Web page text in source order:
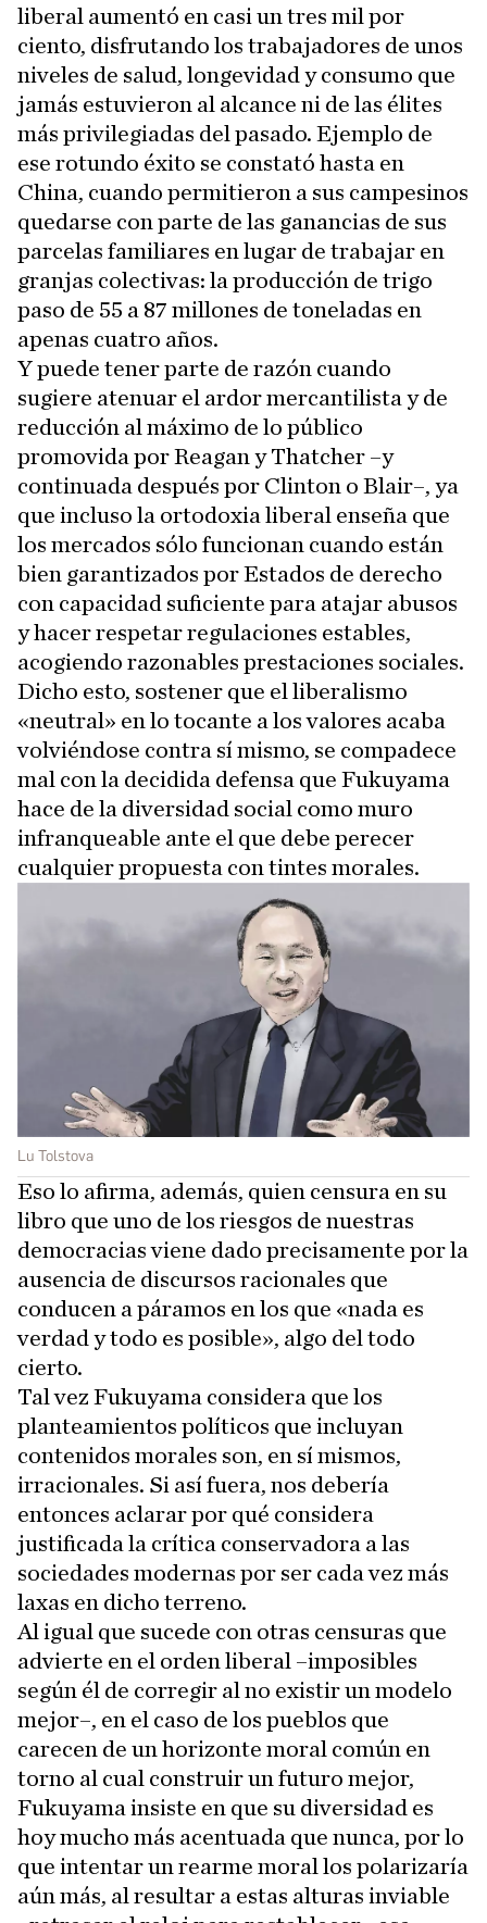
liberal aumentó en casi un tres mil por
ciento, disfrutando los trabajadores de unos
niveles de salud, longevidad y consumo que
jamás estuvieron al alcance ni de las élites
más privilegiadas del pasado. Ejemplo de
ese rotundo éxito se constató hasta en
China, cuando permitieron a sus campesinos
quedarse con parte de las ganancias de sus
parcelas familiares en lugar de trabajar en
granjas colectivas: la producción de trigo
paso de 55 a 87 millones de toneladas en
apenas cuatro años.
Y puede tener parte de razón cuando
sugiere atenuar el ardor mercantilista y de
reducción al máximo de lo público
promovida por Reagan y Thatcher –y
continuada después por Clinton o Blair–, ya
que incluso la ortodoxia liberal enseña que
los mercados sólo funcionan cuando están
bien garantizados por Estados de derecho
con capacidad suficiente para atajar abusos
y hacer respetar regulaciones estables,
acogiendo razonables prestaciones sociales.
Dicho esto, sostener que el liberalismo
«neutral» en lo tocante a los valores acaba
volviéndose contra sí mismo, se compadece
mal con la decidida defensa que Fukuyama
hace de la diversidad social como muro
infranqueable ante el que debe perecer
cualquier propuesta con tintes morales.
Lu Tolstova
Eso lo afirma, además, quien censura en su
libro que uno de los riesgos de nuestras
democracias viene dado precisamente por la
ausencia de discursos racionales que
conducen a páramos en los que «nada es
verdad y todo es posible», algo del todo
cierto.
Tal vez Fukuyama considera que los
planteamientos políticos que incluyan
contenidos morales son, en sí mismos,
irracionales. Si así fuera, nos debería
entonces aclarar por qué considera
justificada la crítica conservadora a las
sociedades modernas por ser cada vez más
laxas en dicho terreno.
Al igual que sucede con otras censuras que
advierte en el orden liberal –imposibles
según él de corregir al no existir un modelo
mejor–, en el caso de los pueblos que
carecen de un horizonte moral común en
torno al cual construir un futuro mejor,
Fukuyama insiste en que su diversidad es
hoy mucho más acentuada que nunca, por lo
que intentar un rearme moral los polarizaría
aún más, al resultar a estas alturas inviable